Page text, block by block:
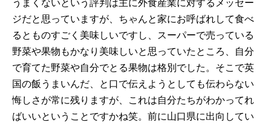
ジだと思っていますが、ちゃんと家にお呼ばれして食べ
るとものすごく美味しいですし、スーパーで売っている
野菜や果物もかなり美味しいと思っていたところ、自分
で育てた野菜や自分でとる果物は格別でした。そこで英
国の飯うまいんだ、と口で伝えようとしても伝わらない
悔しさが常に残りますが、これは自分たちがわかってれ
ばいいということですかね笑。前に山口県に出向してい